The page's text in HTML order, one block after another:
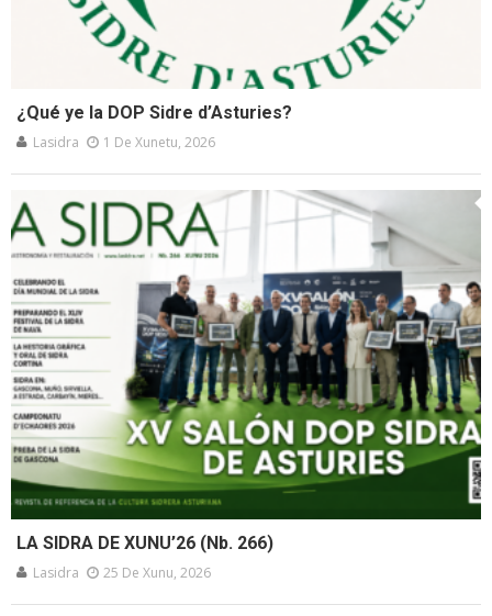
¿Qué ye la DOP Sidre d’Asturies?
Lasidra 1 De Xunetu, 2026
LA SIDRA DE XUNU’26 (Nb. 266)
Lasidra 25 De Xunu, 2026